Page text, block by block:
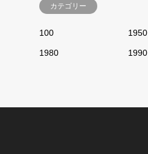
カテゴリー
100 1950
1980 1990